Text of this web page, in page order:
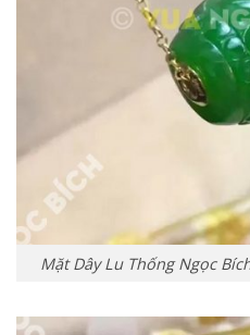
Mặt Dây Lu Thống Ngọc